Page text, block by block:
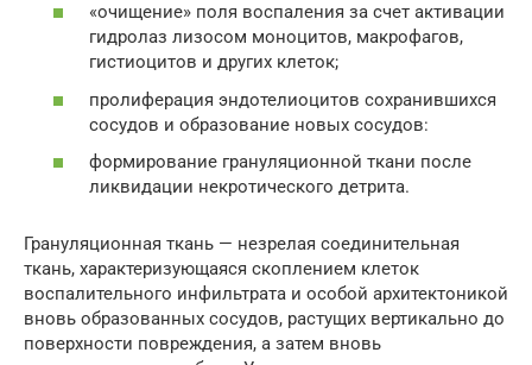
«очищение» поля воспаления за счет активации
гидролаз лизосом моноцитов, макрофагов,
гистиоцитов и других клеток;
пролиферация эндотелиоцитов сохранившихся
сосудов и образование новых сосудов:
формирование грануляционной ткани после
ликвидации некротического детрита.
Грануляционная ткань — незрелая соединительная
ткань, характеризующаяся скоплением клеток
воспалительного инфильтрата и особой архитектоникой
вновь образованных сосудов, растущих вертикально до
поверхности повреждения, а затем вновь